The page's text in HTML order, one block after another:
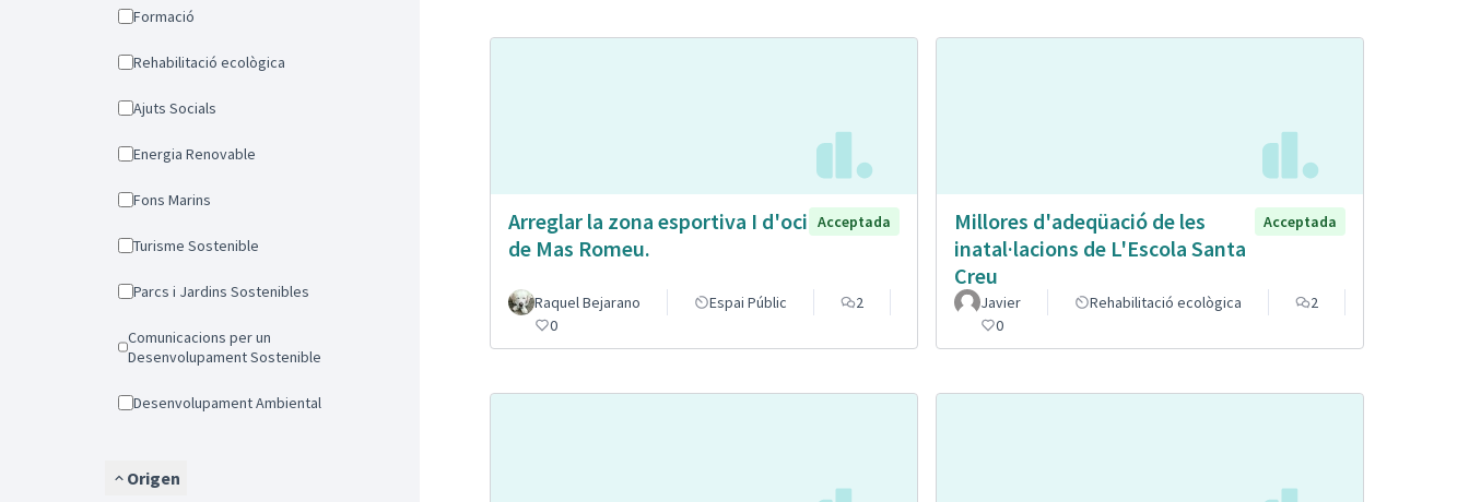
Formació
Rehabilitació ecològica
Ajuts Socials
Energia Renovable
Fons Marins
Turisme Sostenible
Parcs i Jardins Sostenibles
Comunicacions per un
Desenvolupament Sostenible
Desenvolupament Ambiental
Origen
Arreglar la zona esportiva I d'oci
de Mas Romeu.
Acceptada
Raquel Bejarano Espai Públic
2
0
Millores d'adeqüació de les
inatal·lacions de L'Escola Santa
Creu
Acceptada
Javier Rehabilitació ecològica
2
0